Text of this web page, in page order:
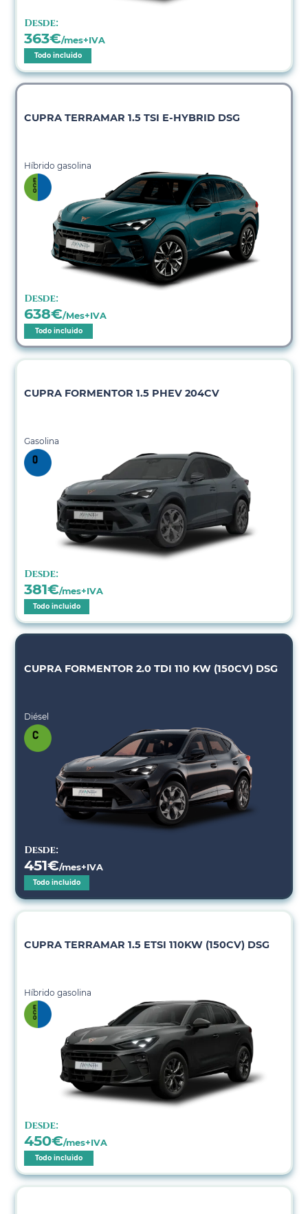
Desde:
363€/mes+IVA
Todo incluido
CUPRA TERRAMAR 1.5 TSI E-HYBRID DSG
Híbrido gasolina
Desde:
638€/Mes+IVA
Todo incluido
CUPRA FORMENTOR 1.5 PHEV 204CV
Gasolina
Desde:
381€/mes+IVA
Todo incluido
CUPRA FORMENTOR 2.0 TDI 110 KW (150CV) DSG
Diésel
Desde:
451€/mes+IVA
Todo incluido
CUPRA TERRAMAR 1.5 ETSI 110KW (150CV) DSG
Híbrido gasolina
Desde:
450€/mes+IVA
Todo incluido